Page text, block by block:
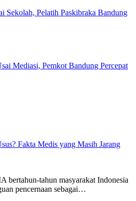
Sekolah, Pelatih Paskibraka Bandung
Mediasi, Pemkot Bandung Percepat
Fakta Medis yang Masih Jarang
bertahun-tahun masyarakat Indonesia
pencernaan sebagai…